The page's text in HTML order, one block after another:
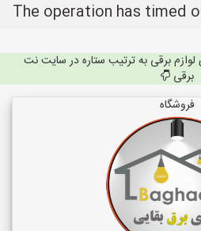
لوازم برقی به ترتیب ستاره در سایت نت
برقی
فروشگاه